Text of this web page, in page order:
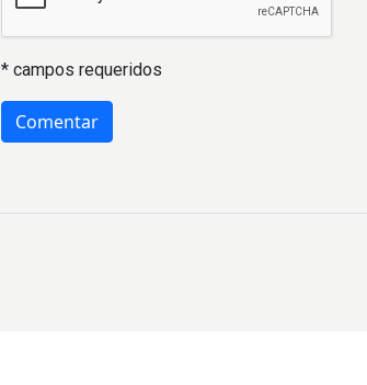
* campos requeridos